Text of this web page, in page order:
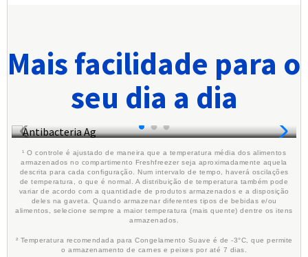
Mais facilidade para o
seu dia a dia
ANTIBACTERIA AG
¹ O controle é ajustado de maneira que a temperatura média dos alimentos
armazenados no compartimento Freshfreezer seja aproximadamente aquela
descrita para cada configuração. Num intervalo de tempo, haverá oscilações
de temperatura, o que é normal. A distribuição de temperatura também pode
variar de acordo com a quantidade de produtos armazenados e a disposição
deles na gaveta. Quando armazenar diferentes tipos de bebidas e/ou
alimentos, selecione sempre a maior temperatura (mais quente) dentre os itens
armazenados.
² Temperatura recomendada para Congelamento Suave é de -3°C, que permite
o armazenamento de carnes e peixes por até 7 dias.